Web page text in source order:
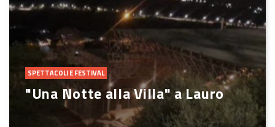
SPETTACOLI E FESTIVAL
"Una Notte alla Villa" a Lauro